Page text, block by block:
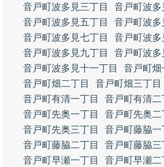
音戸町波多見三丁目
音戸町波多
音戸町波多見五丁目
音戸町波多
音戸町波多見七丁目
音戸町波多
音戸町波多見九丁目
音戸町波多
音戸町波多見十一丁目
音戸町畑
音戸町畑二丁目
音戸町畑三丁目
音戸町有清一丁目
音戸町有清二
音戸町先奥一丁目
音戸町先奥二
音戸町先奥三丁目
音戸町藤脇一
音戸町藤脇二丁目
音戸町藤脇三
音戸町早瀬一丁目
音戸町早瀬二